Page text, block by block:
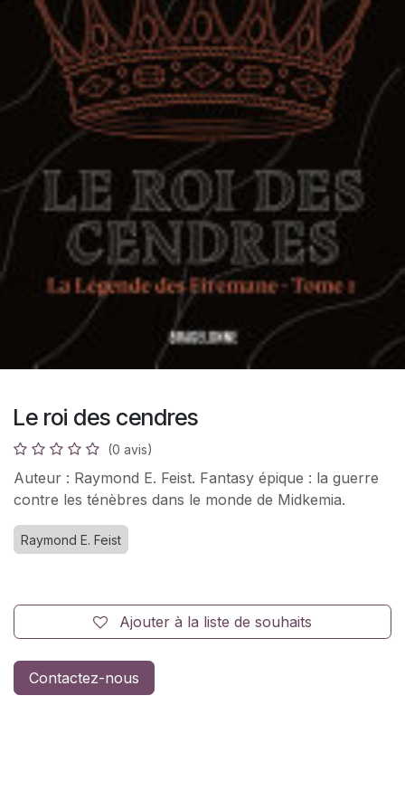
Le roi des cendres
(0 avis)
Auteur : Raymond E. Feist. Fantasy épique : la guerre
contre les ténèbres dans le monde de Midkemia.
Raymond E. Feist
Ajouter à la liste de souhaits
Contactez-nous